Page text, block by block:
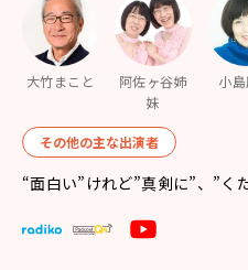
大竹まこと
阿佐ヶ谷姉
妹
小
その他の主な出演者
“面白い”けれど”真剣に”、”